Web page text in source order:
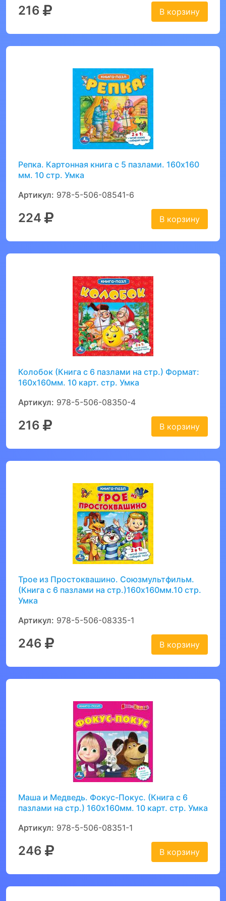
216 В корзину
Репка. Картонная книга с 5 пазлами. 160х160
мм. 10 стр. Умка
Артикул: 978-5-506-08541-6
224 В корзину
Колобок (Книга с 6 пазлами на стр.) Формат:
160х160мм. 10 карт. стр. Умка
Артикул: 978-5-506-08350-4
216 В корзину
Трое из Простоквашино. Союзмультфильм.
(Книга с 6 пазлами на стр.)160х160мм.10 стр.
Умка
Артикул: 978-5-506-08335-1
246 В корзину
Маша и Медведь. Фокус-Покус. (Книга с 6
пазлами на стр.) 160х160мм. 10 карт. стр. Умка
Артикул: 978-5-506-08351-1
246 В корзину